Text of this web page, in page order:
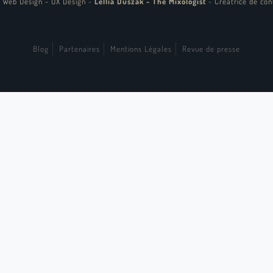
Blog Partenaires Mentions Légales Revue de presse